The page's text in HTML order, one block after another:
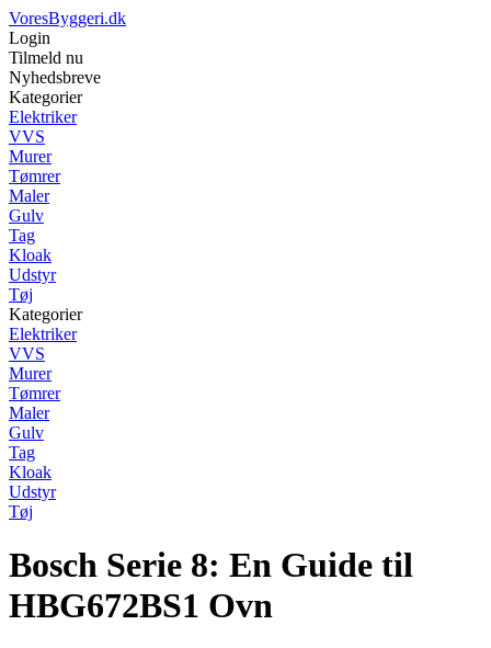
VoresByggeri.dk
Login
Tilmeld nu
Nyhedsbreve
Kategorier
Elektriker
VVS
Murer
Tømrer
Maler
Gulv
Tag
Kloak
Udstyr
Tøj
Kategorier
Elektriker
VVS
Murer
Tømrer
Maler
Gulv
Tag
Kloak
Udstyr
Tøj
Bosch Serie 8: En Guide til
HBG672BS1 Ovn